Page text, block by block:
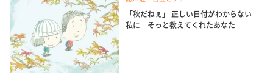
「秋だねぇ」 正しい日付がわからない
私に そっと教えてくれたあなた